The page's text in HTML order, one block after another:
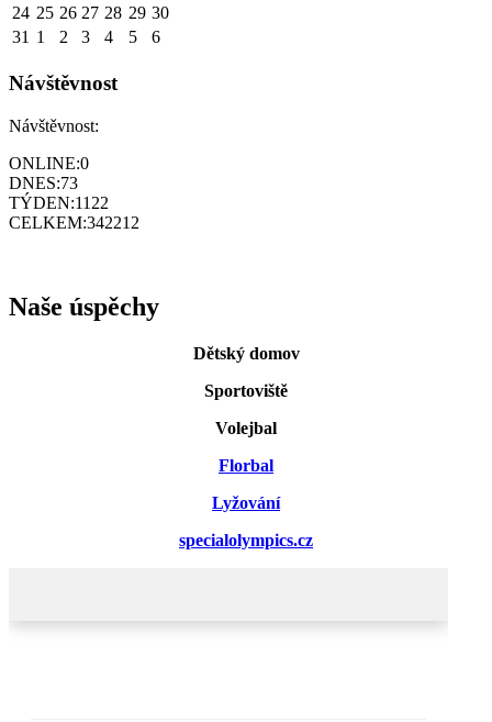
24 25 26 27 28 29 30
31 1 2 3 4 5 6
Návštěvnost
Návštěvnost:
ONLINE:0
DNES:73
TÝDEN:1122
CELKEM:342212
Naše úspěchy
Dětský domov
Sportoviště
Volejbal
Florbal
Lyžování
specialolympics.cz